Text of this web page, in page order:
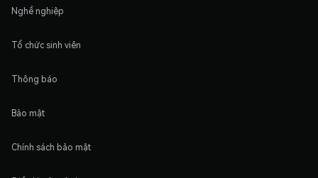
Nghề nghiệp
Tổ chức sinh viên
Thông báo
Bảo mật
Chính sách bảo mật